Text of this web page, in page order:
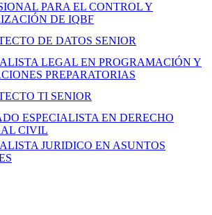
PARA EL CONTROL Y
DE IQBF
DE DATOS SENIOR
LEGAL EN PROGRAMACIÓN Y
PREPARATORIAS
TI SENIOR
ESPECIALISTA EN DERECHO
CIVIL
JURIDICO EN ASUNTOS